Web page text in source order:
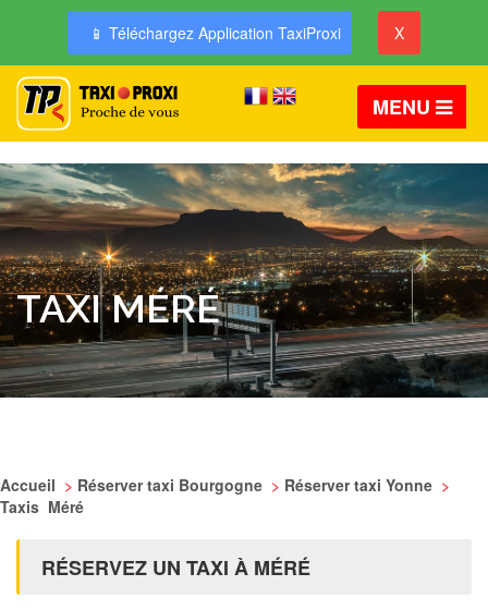
📱 Téléchargez Application TaxiProxi X
MENU
TAXI MÉRÉ
Accueil > Réserver taxi Bourgogne > Réserver taxi Yonne >
Taxis Méré
RÉSERVEZ UN TAXI À MÉRÉ